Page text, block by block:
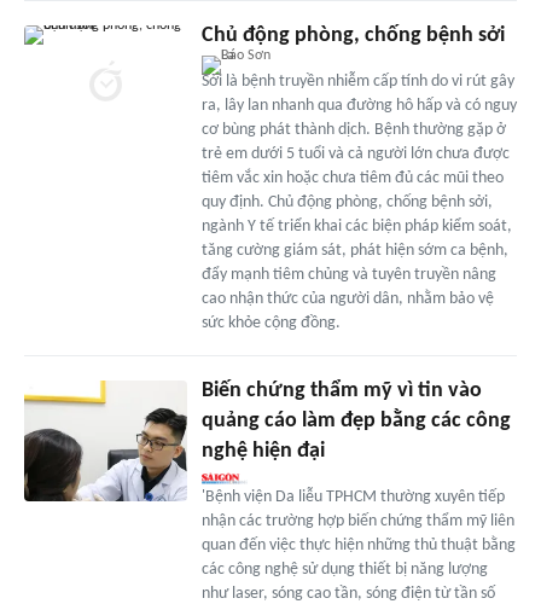
Chủ động phòng, chống bệnh sởi
Sởi là bệnh truyền nhiễm cấp tính do vi rút gây
ra, lây lan nhanh qua đường hô hấp và có nguy
cơ bùng phát thành dịch. Bệnh thường gặp ở
trẻ em dưới 5 tuổi và cả người lớn chưa được
tiêm vắc xin hoặc chưa tiêm đủ các mũi theo
quy định. Chủ động phòng, chống bệnh sởi,
ngành Y tế triển khai các biện pháp kiểm soát,
tăng cường giám sát, phát hiện sớm ca bệnh,
đẩy mạnh tiêm chủng và tuyên truyền nâng
cao nhận thức của người dân, nhằm bảo vệ
sức khỏe cộng đồng.
Biến chứng thẩm mỹ vì tin vào
quảng cáo làm đẹp bằng các công
nghệ hiện đại
'Bệnh viện Da liễu TPHCM thường xuyên tiếp
nhận các trường hợp biến chứng thẩm mỹ liên
quan đến việc thực hiện những thủ thuật bằng
các công nghệ sử dụng thiết bị năng lượng
như laser, sóng cao tần, sóng điện từ tần số